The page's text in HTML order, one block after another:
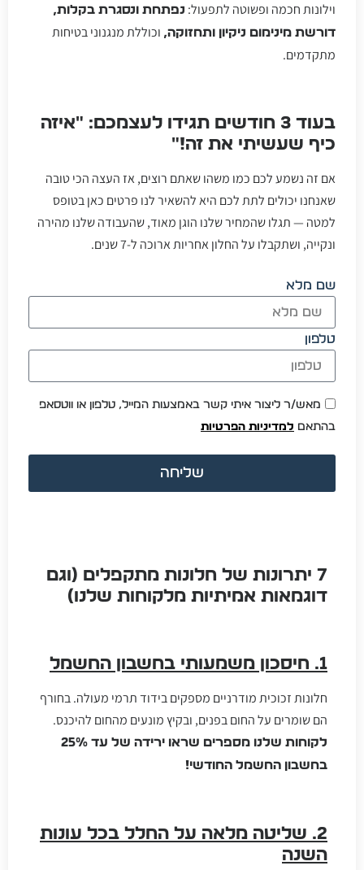
וילונות חכמה ופשוטה לתפעול:נפתחת ונסגרת בקלות,
דורשת מינימום ניקיון ותחזוקה,וכוללת מנגנוני בטיחות
מתקדמים.
בעוד 3 חודשים תגידו לעצמכם: "איזה
כיף שעשיתי את זה!"
אם זה נשמע לכם כמו משהו שאתם רוצים, אז העצה הכי טובה
שאנחנו יכולים לתת לכם היא להשאיר לנו פרטים כאן בטופס
למטה — תגלו שהמחיר שלנו הוגן מאוד, שהעבודה שלנו מהירה
ונקייה, ושתקבלו על החלון אחריות ארוכה ל-7 שנים.
שם מלא
טלפון
מאש/ר ליצור איתי קשר באמצעות המייל, טלפון או ווטסאפ
בהתאםלמדיניות הפרטיות
שליחה
7 יתרונות של חלונות מתקפלים (וגם
דוגמאות אמיתיות מלקוחות שלנו)
חלונות זכוכית מודרניים מספקים בידוד תרמי מעולה. בחורף
הם שומרים על החום בפנים, ובקיץ מונעים מהחום להיכנס.
לקוחות שלנו מספרים שראו ירידה של עד 25%
בחשבון החשמל החודשי!
2. שליטה מלאה על החלל בכל עונות
השנה